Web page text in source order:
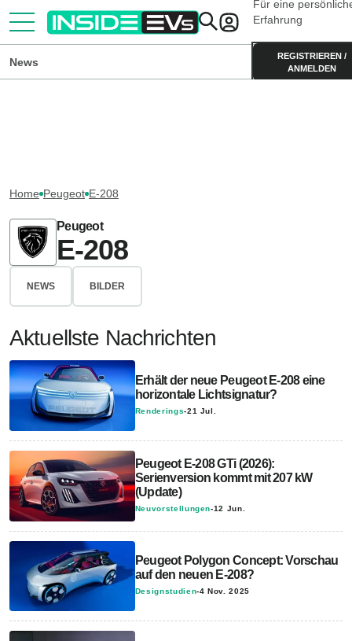
Für eine
Erfahrung
REGISTRIEREN /
ANMELDEN
News
Home Peugeot E-208
Peugeot
E-208
NEWS BILDER
Aktuellste Nachrichten
Erhält der neue Peugeot E-208 eine
horizontale Lichtsignatur?
Renderings-21 Jul.
Peugeot E-208 GTi (2026):
Serienversion kommt mit 207 kW
(Update)
Neuvorstellungen-12 Jun.
Peugeot Polygon Concept: Vorschau
auf den neuen E-208?
Designstudien-4 Nov. 2025